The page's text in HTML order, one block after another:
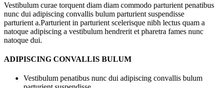
Vestibulum curae torquent diam diam commodo parturient penatibus
nunc dui adipiscing convallis bulum parturient suspendisse
parturient a.Parturient in parturient scelerisque nibh lectus quam a
natoque adipiscing a vestibulum hendrerit et pharetra fames nunc
natoque dui.
ADIPISCING CONVALLIS BULUM
Vestibulum penatibus nunc dui adipiscing convallis bulum